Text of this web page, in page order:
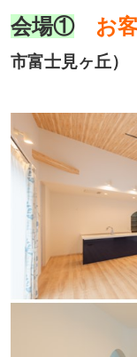
会場① お
市富士見ヶ丘）